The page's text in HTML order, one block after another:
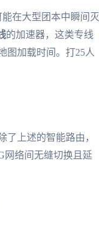
在大型团本中瞬间灭
的加速器，这类专线
图加载时间。打25人
了上述的智能路由，
网络间无缝切换且延